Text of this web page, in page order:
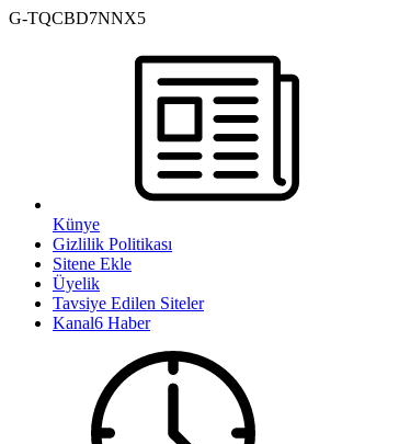
G-TQCBD7NNX5
Künye
Gizlilik Politikası
Sitene Ekle
Üyelik
Tavsiye Edilen Siteler
Kanal6 Haber